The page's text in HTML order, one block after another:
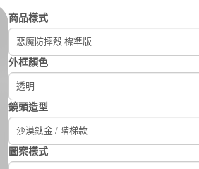
商品樣式
惡魔防摔殼 標準版
外框顏色
透明
鏡頭造型
沙漠鈦金 / 階梯款
圖案樣式